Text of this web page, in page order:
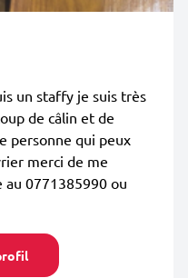
un staffy je suis très
de câlin et de
personne qui peux
merci de me
0771385990 ou